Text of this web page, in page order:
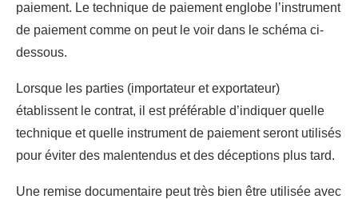
paiement. Le technique de paiement englobe l’instrument
de paiement comme on peut le voir dans le schéma ci-
dessous.
Lorsque les parties (importateur et exportateur)
établissent le contrat, il est préférable d’indiquer quelle
technique et quelle instrument de paiement seront utilisés
pour éviter des malentendus et des déceptions plus tard.
Une remise documentaire peut très bien être utilisée avec